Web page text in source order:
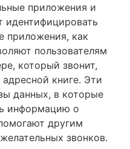
приложения и
идентифицировать
приложения, как
пользователям
который звонит,
книге. Эти
данных, в которые
информацию о
другим
звонков.